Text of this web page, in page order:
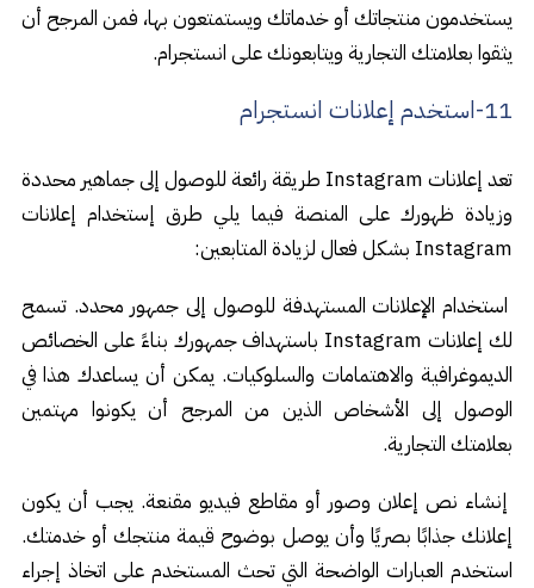
يستخدمون منتجاتك أو خدماتك ويستمتعون بها، فمن المرجح أن
يثقوا بعلامتك التجارية ويتابعونك على انستجرام.
11-استخدم إعلانات انستجرام
تعد إعلانات Instagram طريقة رائعة للوصول إلى جماهير محددة
وزيادة ظهورك على المنصة فيما يلي طرق إستخدام إعلانات
Instagram بشكل فعال لزيادة المتابعين:
استخدام الإعلانات المستهدفة للوصول إلى جمهور محدد. تسمح
لك إعلانات Instagram باستهداف جمهورك بناءً على الخصائص
الديموغرافية والاهتمامات والسلوكيات. يمكن أن يساعدك هذا في
الوصول إلى الأشخاص الذين من المرجح أن يكونوا مهتمين
بعلامتك التجارية.
إنشاء نص إعلان وصور أو مقاطع فيديو مقنعة. يجب أن يكون
إعلانك جذابًا بصريًا وأن يوصل بوضوح قيمة منتجك أو خدمتك.
استخدم العبارات الواضحة التي تحث المستخدم على اتخاذ إجراء